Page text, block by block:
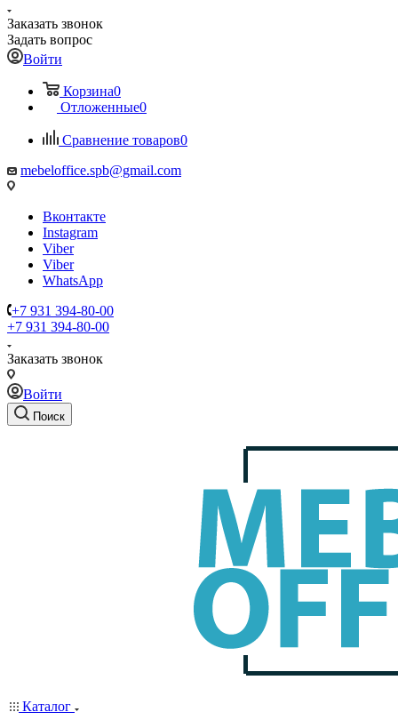
Заказать звонок
Задать вопрос
Войти
Корзина0
Отложенные0
Сравнение товаров0
mebeloffice.spb@gmail.com
Вконтакте
Instagram
Viber
Viber
WhatsApp
+7 931 394-80-00
+7 931 394-80-00
Заказать звонок
Войти
Поиск
Каталог